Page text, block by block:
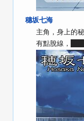
穗坂七海
主角，身上的
有點脫線，